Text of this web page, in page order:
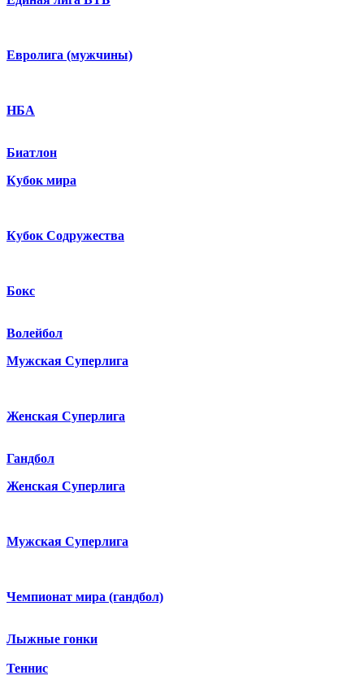
Евролига (мужчины)
НБА
Биатлон
Кубок мира
Кубок Содружества
Бокс
Волейбол
Мужская Суперлига
Женская Суперлига
Гандбол
Женская Суперлига
Мужская Суперлига
Чемпионат мира (гандбол)
Лыжные гонки
Теннис